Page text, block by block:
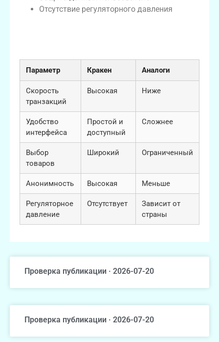
Отсутствие регуляторного давления
Параметр Кракен Аналоги
Скорость
транзакций
Высокая Ниже
Удобство
интерфейса
Простой и
доступный
Сложнее
Выбор
товаров
Широкий Ограниченный
Анонимность Высокая Меньше
Регуляторное
давление
Отсутствует
Зависит от
страны
Проверка публикации · 2026-07-20
Проверка публикации · 2026-07-20